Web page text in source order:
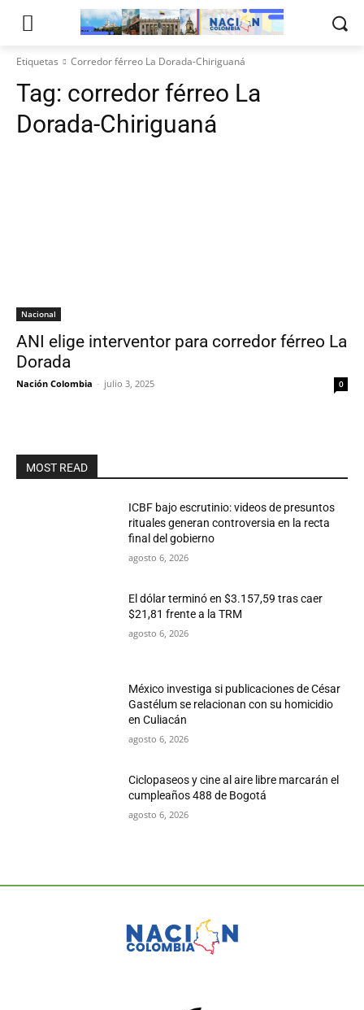
Etiquetas Corredor férreo La Dorada-Chiriguaná
Tag: corredor férreo La
Dorada-Chiriguaná
Nacional
ANI elige interventor para corredor férreo La
Dorada
Nación Colombia - julio 3, 2025 0
MOST READ
ICBF bajo escrutinio: videos de presuntos
rituales generan controversia en la recta
final del gobierno
agosto 6, 2026
El dólar terminó en $3.157,59 tras caer
$21,81 frente a la TRM
agosto 6, 2026
México investiga si publicaciones de César
Gastélum se relacionan con su homicidio
en Culiacán
agosto 6, 2026
Ciclopaseos y cine al aire libre marcarán el
cumpleaños 488 de Bogotá
agosto 6, 2026